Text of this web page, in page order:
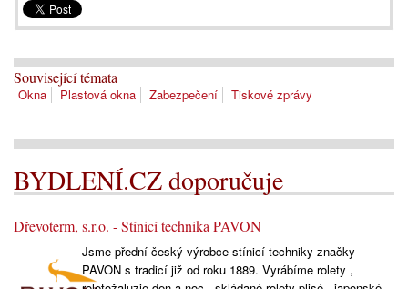
Související témata
Okna Plastová okna Zabezpečení Tiskové zprávy
BYDLENÍ.CZ doporučuje
Dřevoterm, s.r.o. - Stínicí technika PAVON
Jsme přední český výrobce stínicí techniky značky
PAVON s tradicí již od roku 1889. Vyrábíme rolety ,